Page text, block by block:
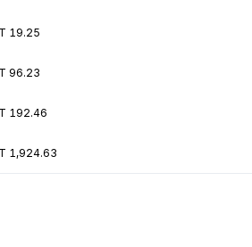
19.25 KZT
96.23 KZT
192.46 KZT
1,924.63 KZT